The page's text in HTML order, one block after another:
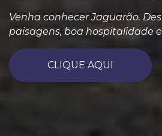
Venha conhecer Jaguarão.
paisagens, boa hospitalidade
CLIQUE AQUI